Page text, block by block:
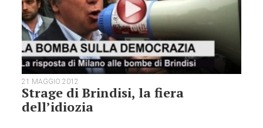
21 MAGGIO 2012
Strage di Brindisi, la fiera
dell’idiozia